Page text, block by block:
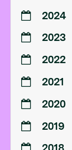
2024
2023
2022
2021
2020
2019